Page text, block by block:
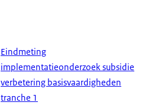
Eindmeting
implementatieonderzoek subsidie
verbetering basisvaardigheden
tranche 1